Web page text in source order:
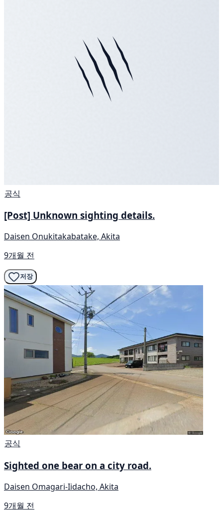
공식
[Post] Unknown sighting details.
Daisen Onukitakabatake, Akita
9개월 전
저장
공식
Sighted one bear on a city road.
Daisen Omagari-Iidacho, Akita
9개월 전